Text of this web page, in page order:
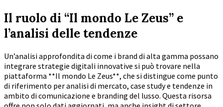
Il ruolo di “Il mondo Le Zeus” e
l’analisi delle tendenze
Un’analisi approfondita di come i brand di alta gamma possano
integrare strategie digitali innovative si può trovare nella
piattaforma **Il mondo Le Zeus**, che si distingue come punto
di riferimento per analisi di mercato, case study e tendenze in
ambito di comunicazione e branding del lusso. Questa risorsa